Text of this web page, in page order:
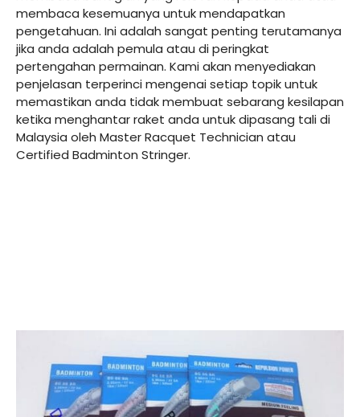
membaca kesemuanya untuk mendapatkan
pengetahuan. Ini adalah sangat penting terutamanya
jika anda adalah pemula atau di peringkat
pertengahan permainan. Kami akan menyediakan
penjelasan terperinci mengenai setiap topik untuk
memastikan anda tidak membuat sebarang kesilapan
ketika menghantar raket anda untuk dipasang tali di
Malaysia oleh Master Racquet Technician atau
Certified Badminton Stringer.